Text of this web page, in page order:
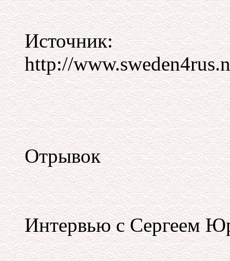
Источник:
http://
Отрывок
Интервью с Сергеем